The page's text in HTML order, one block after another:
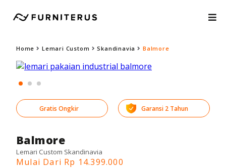
Home Lemari Custom Skandinavia Balmore
Gratis Ongkir Garansi 2 Tahun
Balmore
Lemari Custom Skandinavia
Mulai Dari Rp 14.399.000